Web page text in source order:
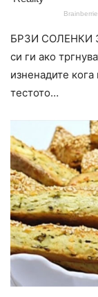
БРЗИ СОЛЕНКИ
си ги ако
изненадите
тестото…